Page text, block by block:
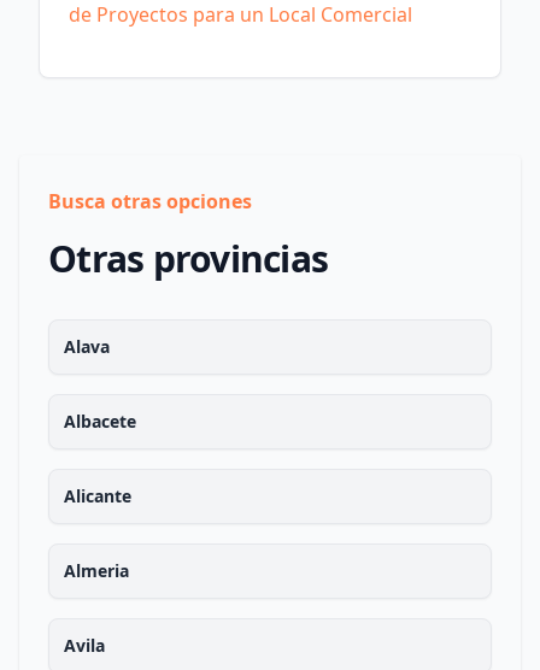
de Proyectos para un Local Comercial
Busca otras opciones
Otras provincias
Alava
Albacete
Alicante
Almeria
Avila